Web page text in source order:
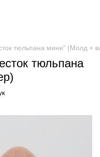
тюльпана мини" (Молд +
тюльпана